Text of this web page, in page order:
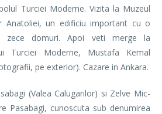
Turciei Moderne. Vizita la Muzeul
Anatoliei, un edificiu important cu o
zece domuri. Apoi veti merge la
Turciei Moderne, Mustafa Kemal
pe exterior). Cazare in Ankara.
(Valea Calugarilor) si Zelve Mic-
Pasabagi, cunoscuta sub denumirea